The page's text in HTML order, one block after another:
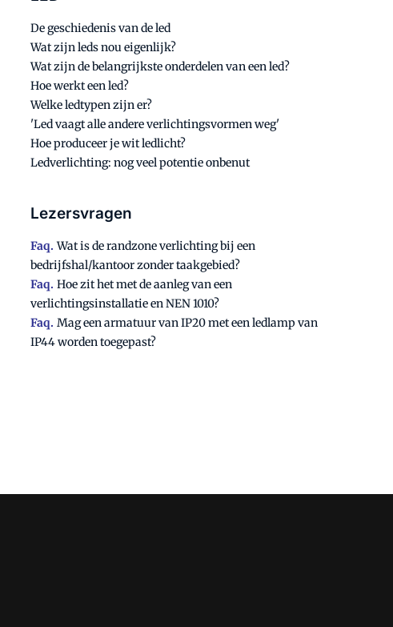
De geschiedenis van de led
Wat zijn leds nou eigenlijk?
Wat zijn de belangrijkste onderdelen van een led?
Hoe werkt een led?
Welke ledtypen zijn er?
'Led vaagt alle andere verlichtingsvormen weg'
Hoe produceer je wit ledlicht?
Ledverlichting: nog veel potentie onbenut
Lezersvragen
Faq. Wat is de randzone verlichting bij een
bedrijfshal/kantoor zonder taakgebied?
Faq. Hoe zit het met de aanleg van een
verlichtingsinstallatie en NEN 1010?
Faq. Mag een armatuur van IP20 met een ledlamp van
IP44 worden toegepast?